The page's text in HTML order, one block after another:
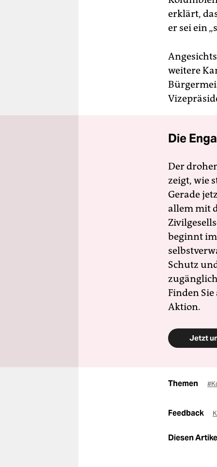
erklärt,
er sei ein
weitere
Die
Der
zeigt, wie
Gerade
allem mit
beginnt
Schutz
Finden
Aktion.
Jetzt
Themen
Feedback
Diesen